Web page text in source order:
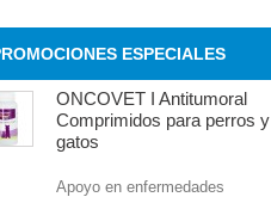
ESPECIALES
ONCOVET I Antitumoral
Comprimidos para perros y
gatos
Apoyo en enfermedades